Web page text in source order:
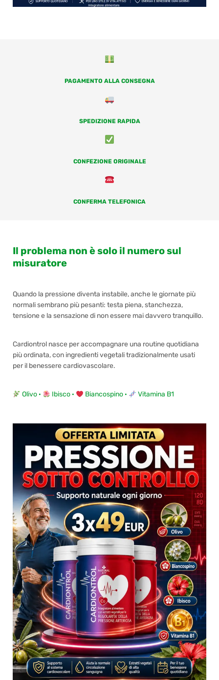
PAGAMENTO ALLA CONSEGNA
SPEDIZIONE RAPIDA
CONFEZIONE ORIGINALE
CONFERMA TELEFONICA
Il problema non è solo il numero sul
misuratore
Quando la pressione diventa instabile, anche le giornate più
normali sembrano più pesanti: testa piena, stanchezza,
tensione e la sensazione di non essere mai davvero tranquillo.
Cardiontrol nasce per accompagnare una routine quotidiana
più ordinata, con ingredienti vegetali tradizionalmente usati
per il benessere cardiovascolare.
Olivo · Ibisco · Biancospino · Vitamina B1